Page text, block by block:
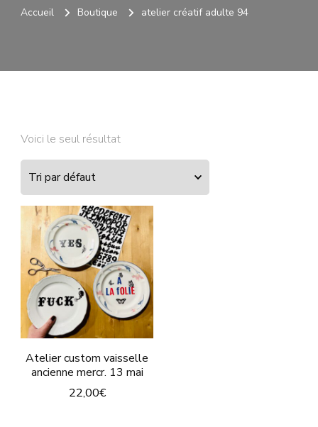
Accueil Boutique atelier créatif adulte 94
Voici le seul résultat
Atelier custom vaisselle
ancienne mercr. 13 mai
22,00€